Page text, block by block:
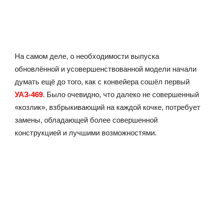
На самом деле, о необходимости выпуска
обновлённой и усовершенствованной модели начали
думать ещё до того, как с конвейера сошёл первый
УАЗ-469. Было очевидно, что далеко не совершенный
«козлик», взбрыкивающий на каждой кочке, потребует
замены, обладающей более совершенной
конструкцией и лучшими возможностями.